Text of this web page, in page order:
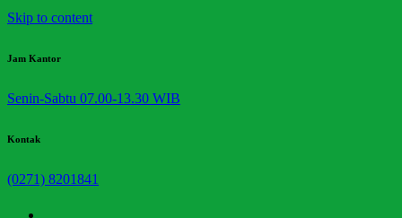
Skip to content
Jam Kantor
Senin-Sabtu 07.00-13.30 WIB
Kontak
(0271) 8201841